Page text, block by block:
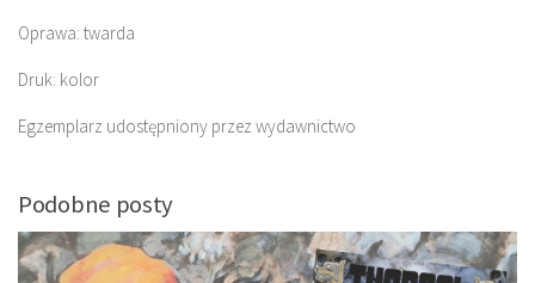
Oprawa: twarda
Druk: kolor
Egzemplarz udostępniony przez wydawnictwo
Podobne posty